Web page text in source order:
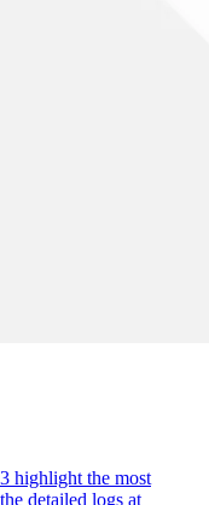
highlight the most
detailed logs at